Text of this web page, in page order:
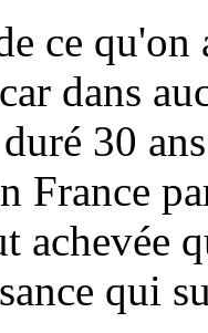
ce qu'on
dans
30
France
achevée
qui